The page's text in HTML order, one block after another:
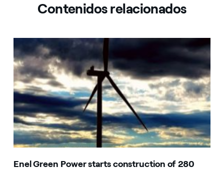
Contenidos relacionados
Enel Green Power starts construction of 280